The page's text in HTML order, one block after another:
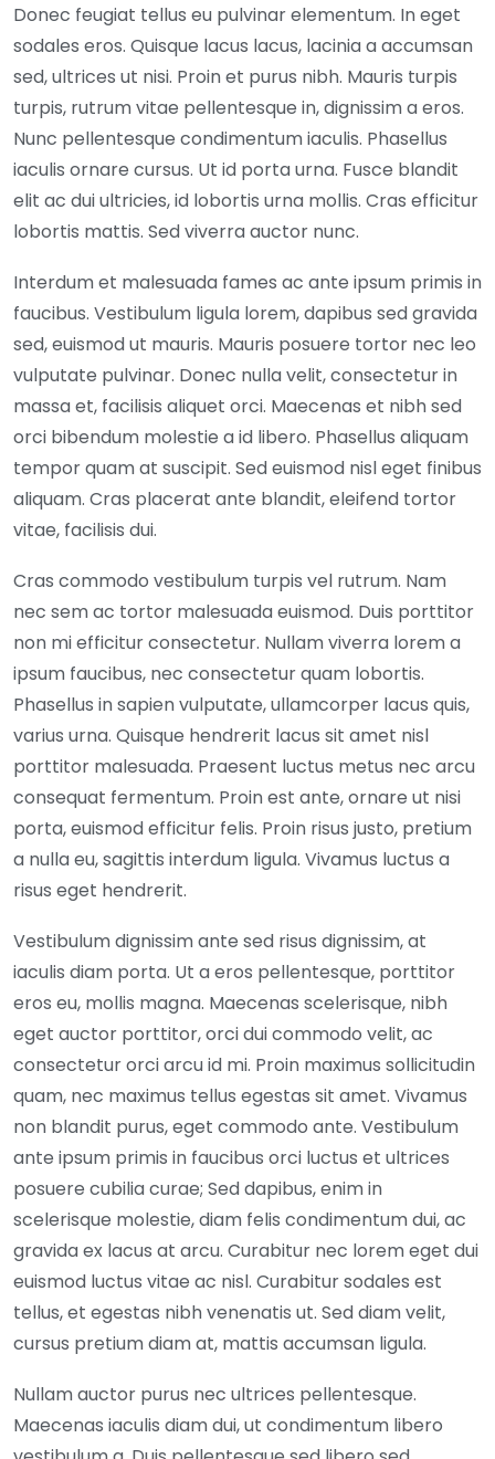
Donec feugiat tellus eu pulvinar elementum. In eget
sodales eros. Quisque lacus lacus, lacinia a accumsan
sed, ultrices ut nisi. Proin et purus nibh. Mauris turpis
turpis, rutrum vitae pellentesque in, dignissim a eros.
Nunc pellentesque condimentum iaculis. Phasellus
iaculis ornare cursus. Ut id porta urna. Fusce blandit
elit ac dui ultricies, id lobortis urna mollis. Cras efficitur
lobortis mattis. Sed viverra auctor nunc.
Interdum et malesuada fames ac ante ipsum primis in
faucibus. Vestibulum ligula lorem, dapibus sed gravida
sed, euismod ut mauris. Mauris posuere tortor nec leo
vulputate pulvinar. Donec nulla velit, consectetur in
massa et, facilisis aliquet orci. Maecenas et nibh sed
orci bibendum molestie a id libero. Phasellus aliquam
tempor quam at suscipit. Sed euismod nisl eget finibus
aliquam. Cras placerat ante blandit, eleifend tortor
vitae, facilisis dui.
Cras commodo vestibulum turpis vel rutrum. Nam
nec sem ac tortor malesuada euismod. Duis porttitor
non mi efficitur consectetur. Nullam viverra lorem a
ipsum faucibus, nec consectetur quam lobortis.
Phasellus in sapien vulputate, ullamcorper lacus quis,
varius urna. Quisque hendrerit lacus sit amet nisl
porttitor malesuada. Praesent luctus metus nec arcu
consequat fermentum. Proin est ante, ornare ut nisi
porta, euismod efficitur felis. Proin risus justo, pretium
a nulla eu, sagittis interdum ligula. Vivamus luctus a
risus eget hendrerit.
Vestibulum dignissim ante sed risus dignissim, at
iaculis diam porta. Ut a eros pellentesque, porttitor
eros eu, mollis magna. Maecenas scelerisque, nibh
eget auctor porttitor, orci dui commodo velit, ac
consectetur orci arcu id mi. Proin maximus sollicitudin
quam, nec maximus tellus egestas sit amet. Vivamus
non blandit purus, eget commodo ante. Vestibulum
ante ipsum primis in faucibus orci luctus et ultrices
posuere cubilia curae; Sed dapibus, enim in
scelerisque molestie, diam felis condimentum dui, ac
gravida ex lacus at arcu. Curabitur nec lorem eget dui
euismod luctus vitae ac nisl. Curabitur sodales est
tellus, et egestas nibh venenatis ut. Sed diam velit,
cursus pretium diam at, mattis accumsan ligula.
Nullam auctor purus nec ultrices pellentesque.
Maecenas iaculis diam dui, ut condimentum libero